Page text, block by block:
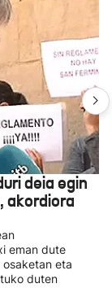
deia egin
akordiora
eman dute
eta
duten